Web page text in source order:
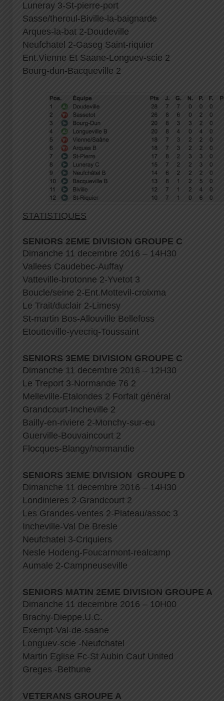
Luneray 3-St-pierre-port
Sasse/theroul-Biville-la-baignarde
Arques-la-bat 2-Doudeville
Neufchatel 2-Gaseg Saint-riquier
Ent.Vienne Et Saane-Longuev-scie 2
Bourg-dun-Bacqueville 2
STATISTIQUES
SENIORS 2EME DIVISION GROUPE C
Dimanche 11 decembre 2016 – 14H30
Vallees Caudebec-Auffay
Vatteville-brotonne 2-Yvetot 3
Boucle/seine 2-Ent.Mottevil-croixma
Le Trait/duclair 2-Limesy
St-martin Bos-Allouville Bellefoss
Etoutteville-yvecriq-Toussaint
SENIORS 3EME DIVISION GROUPE C
Dimanche 11 decembre 2016 – 12H30
Le Treport 3-Normande 76 2
Melleville-Etalondes 2 Forfait général
Grandcourt-Incheville 2
Bailly-en-riviere 2-Monchy-sur-eu
Guerville-Bouvaincourt 2
Flocques-Blangy/normandie
SENIORS 3EME DIVISION GROUPE D
Dimanche 11 decembre 2016 – 14H30
Londinieres 2-Grandcourt 2
Les Grandes-ventes 2-Plateau/assoc 3
Incheville-Val De Bresle
Neufchatel 3-Criquiers
Nesle Hodeng-Foucarmont-realcamp
Aumale 2-Campneuseville
SENIORS MATIN 2EME DIVISION GROUPE A
Dimanche 11 decembre 2016 – 10H00
Brachy-Dieppe.U.C.
Exempt-Val-de-saane
Longuev-scie -Neufchatel
Martin Eglise Fc-St Aubin Cauf United
Greges -Bethune
VETERANS GROUPE A